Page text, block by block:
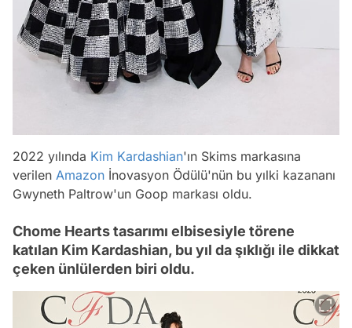
2022 yılında Kim Kardashian'ın Skims markasına
verilen Amazon İnovasyon Ödülü'nün bu yılki kazananı
Gwyneth Paltrow'un Goop markası oldu.
Chome Hearts tasarımı elbisesiyle törene
katılan Kim Kardashian, bu yıl da şıklığı ile dikkat
çeken ünlülerden biri oldu.